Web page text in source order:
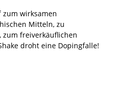
zum wirksamen
Mitteln, zu
zum freiverkäuflichen
droht eine Dopingfalle!